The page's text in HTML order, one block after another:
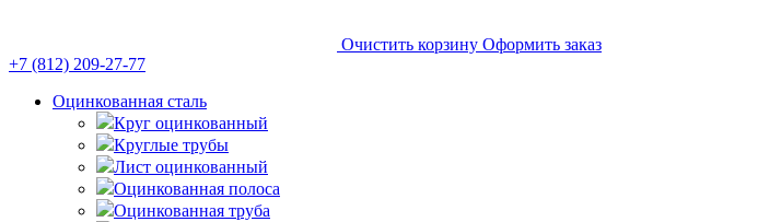
Очистить корзину Оформить заказ
+7 (812) 209-27-77
Оцинкованная сталь
Круг оцинкованный
Круглые трубы
Лист оцинкованный
Оцинкованная полоса
Оцинкованная труба